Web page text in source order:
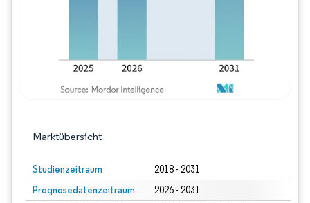
Marktübersicht
Studienzeitraum 2018 - 2031
Prognosedatenzeitraum 2026 - 2031